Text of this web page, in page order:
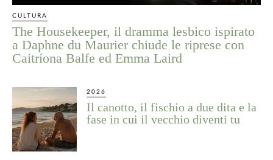
CULTURA
The Housekeeper, il dramma lesbico ispirato
a Daphne du Maurier chiude le riprese con
Caitríona Balfe ed Emma Laird
2026
Il canotto, il fischio a due dita e la
fase in cui il vecchio diventi tu